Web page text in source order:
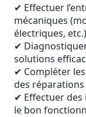
✔ Effectuer
mécaniques
électriques, etc.)
✔
solutions
✔ Compléter
des réparations
✔ Effectuer
le bon